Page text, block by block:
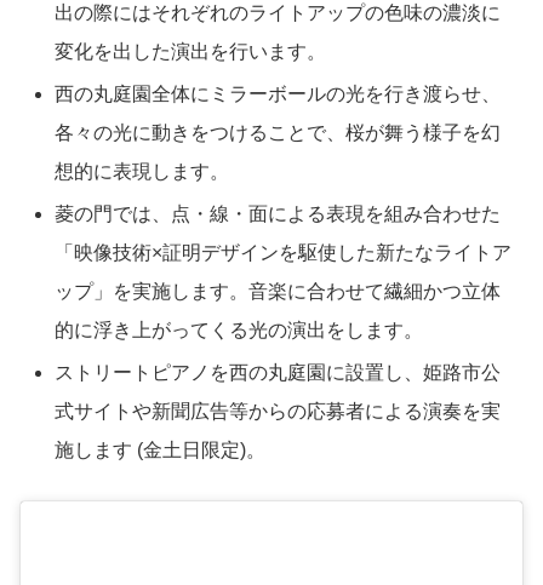
出の際にはそれぞれのライトアップの色味の濃淡に
変化を出した演出を行います。
西の丸庭園全体にミラーボールの光を行き渡らせ、
各々の光に動きをつけることで、桜が舞う様子を幻
想的に表現します。
菱の門では、点・線・面による表現を組み合わせた
「映像技術×証明デザインを駆使した新たなライトア
ップ」を実施します。音楽に合わせて繊細かつ立体
的に浮き上がってくる光の演出をします。
ストリートピアノを西の丸庭園に設置し、姫路市公
式サイトや新聞広告等からの応募者による演奏を実
施します (金土日限定)。